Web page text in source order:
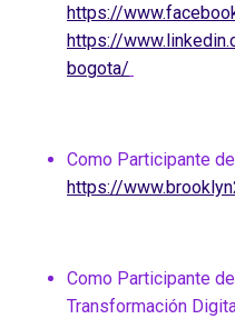
https://
https://
bogota/
Como Participante
https://
Como Participante
Transformación